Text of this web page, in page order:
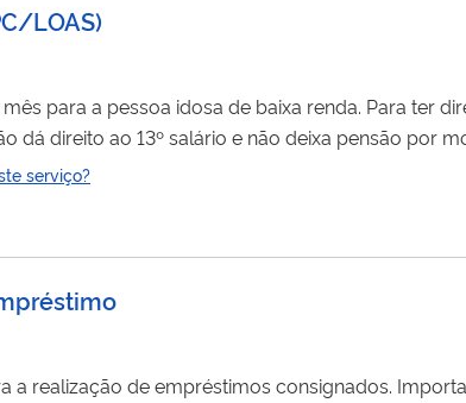
LOAS)
de um salário mínimo por mês para a pessoa idosa
ao 13º salário e não deixa pensão por morte. Este
INSS.
serviço?
realização de empréstimos consignados. Importante! Não é possível